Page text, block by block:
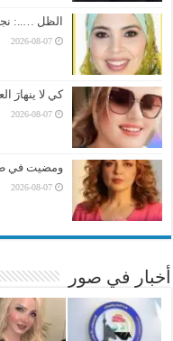
الظل …..:
2026-08-07
كي لا ينهارَ
2026-08-07
ومضيت في
2026-08-07
أخبار في صور